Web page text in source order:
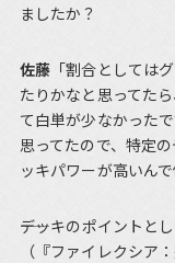
ましたか？
佐藤 「割合としては
たりかなと思ってた
て白単が少なかった
思ってたので、特定
ッキパワーが高いん
――デッキのポイント
（『ファイレクシア